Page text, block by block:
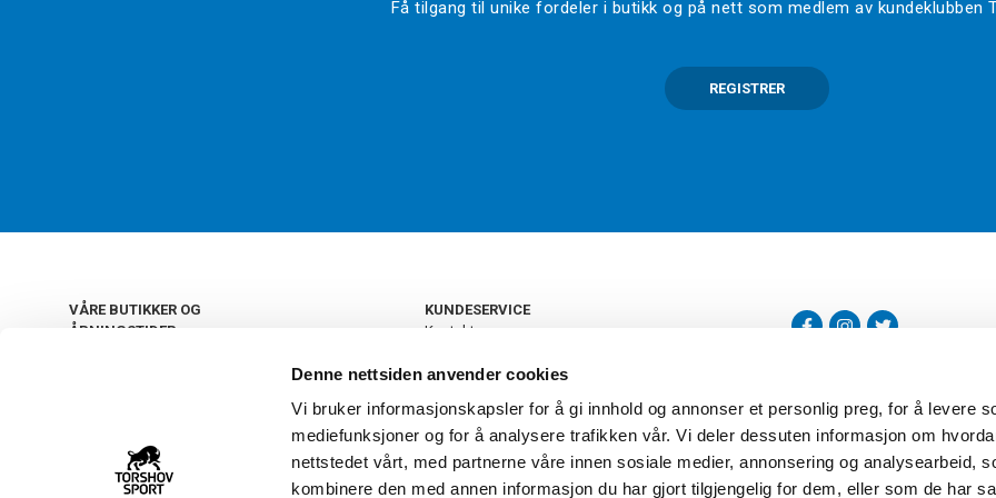
Denne nettsiden anvender cookies
Vi bruker informasjonskapsler for å gi innhold og annonser et personlig preg, for å levere
mediefunksjoner og for å analysere trafikken vår. Vi deler dessuten informasjon om
nettstedet vårt, med partnerne våre innen sosiale medier, annonsering og analysearbeid,
kombinere den med annen informasjon du har gjort tilgjengelig for dem, eller som de har
Få tilgang til unike fordeler i butikk og på nett som medlem av kundeklubben
REGISTRER
VÅRE BUTIKKER OG
ÅPNINGSTIDER
KUNDESERVICE
Kontakt oss
Retur og bytte
Personvern
Frakt og levering
Ledige stillinger
FAQ - Ofte stilte spørsmål
Torshov Sport har over 90 års
klubbhandel. Torshov Sport har
Drammen, Sandvika Storsenter